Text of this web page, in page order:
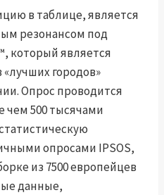
в таблице, является
резонансом под
который является
городов»
Опрос проводится
чем 500 тысячами
опросами IPSOS,
из 7500 европейцев
данные,